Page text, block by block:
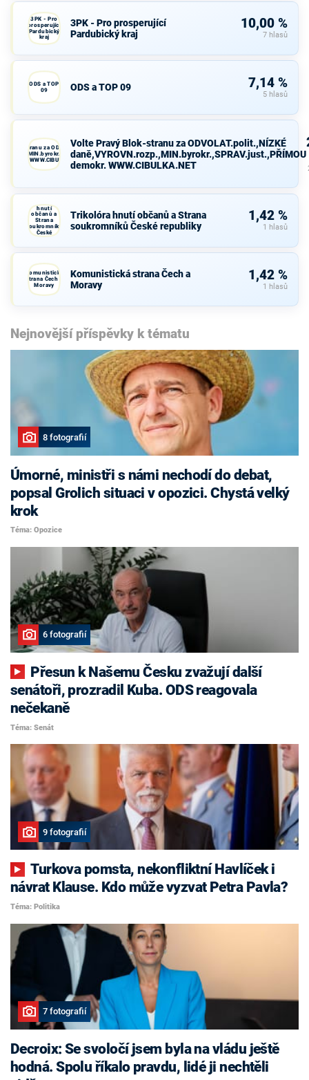
3PK - Pro
prosperující
Pardubický
kraj
3PK - Pro prosperující
Pardubický kraj
10,00 %
7 hlasů
ODS a TOP
09
ODS a TOP 09 7,14 %
5 hlasů
Blok-stranu za ODVOLAT.polit.,NÍZKÉ
demokr. WWW.CIBULKA.NET
Volte Pravý Blok-stranu za ODVOLAT.polit.,NÍZKÉ
daně,VYROVN.rozp.,MIN.byrokr.,SPRAV.just.,PŘÍMOU
demokr. WWW.CIBULKA.NET
hnutí
občanů a
Strana
soukromníků
České
republiky
Trikolóra hnutí občanů a Strana
soukromníků České republiky
1,42 %
1 hlasů
Komunistická
strana Čech a
Moravy
Komunistická strana Čech a
Moravy
1,42 %
1 hlasů
Nejnovější příspěvky k tématu
8 fotografií
Úmorné, ministři s námi nechodí do debat,
popsal Grolich situaci v opozici. Chystá velký
krok
Téma: Opozice
6 fotografií
senátoři, prozradil Kuba. ODS reagovala
nečekaně
Téma: Senát
9 fotografií
Turkova pomsta, nekonfliktní Havlíček i
návrat Klause. Kdo může vyzvat Petra Pavla?
Téma: Politika
7 fotografií
Decroix: Se svoločí jsem byla na vládu ještě
hodná. Spolu říkalo pravdu, lidé ji nechtěli